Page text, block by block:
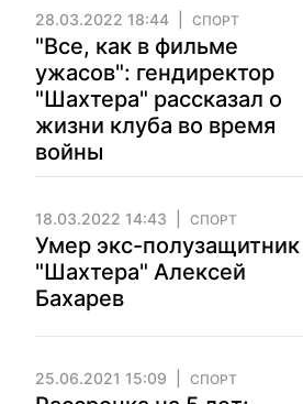
28.03.2022 18:44 СПОРТ
"Все, как в фильме
ужасов": гендиректор
"Шахтера" рассказал о
жизни клуба во время
войны
18.03.2022 14:43 СПОРТ
Умер экс-полузащитник
"Шахтера" Алексей
Бахарев
25.06.2021 15:09 СПОРТ